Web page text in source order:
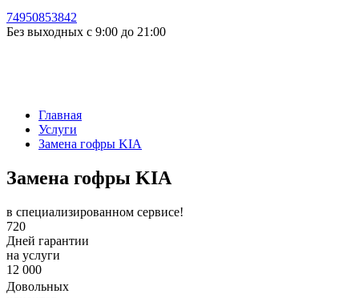
74950853842
Без выходных с 9:00 до 21:00
Главная
Услуги
Замена гофры KIA
Замена гофры KIA
в специализированном сервисе!
720
Дней гарантии
на услуги
12 000
Довольных